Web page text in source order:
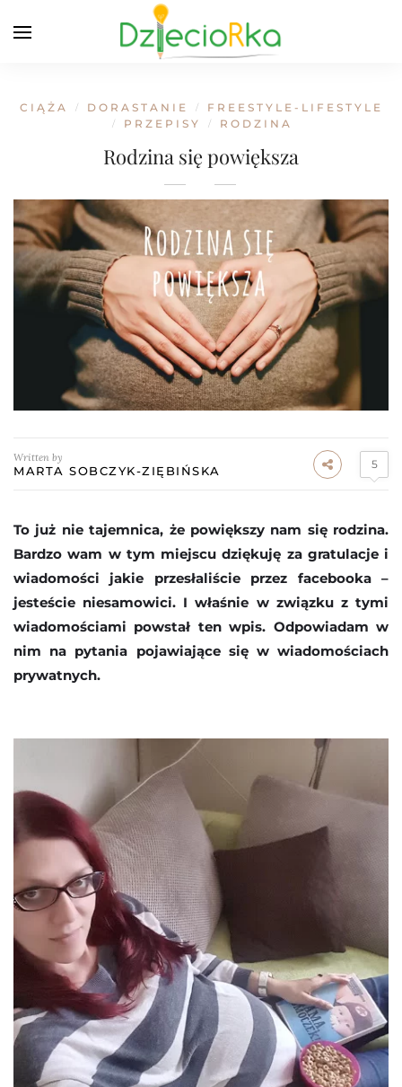
CIĄŻA / DORASTANIE / FREESTYLE-LIFESTYLE
/ PRZEPISY / RODZINA
Rodzina się powiększa
Written by
MARTA SOBCZYK-ZIĘBIŃSKA 5
To już nie tajemnica, że powiększy nam się rodzina.
Bardzo wam w tym miejscu dziękuję za gratulacje i
wiadomości jakie przesłaliście przez facebooka –
jesteście niesamowici. I właśnie w związku z tymi
wiadomościami powstał ten wpis. Odpowiadam w
nim na pytania pojawiające się w wiadomościach
prywatnych.